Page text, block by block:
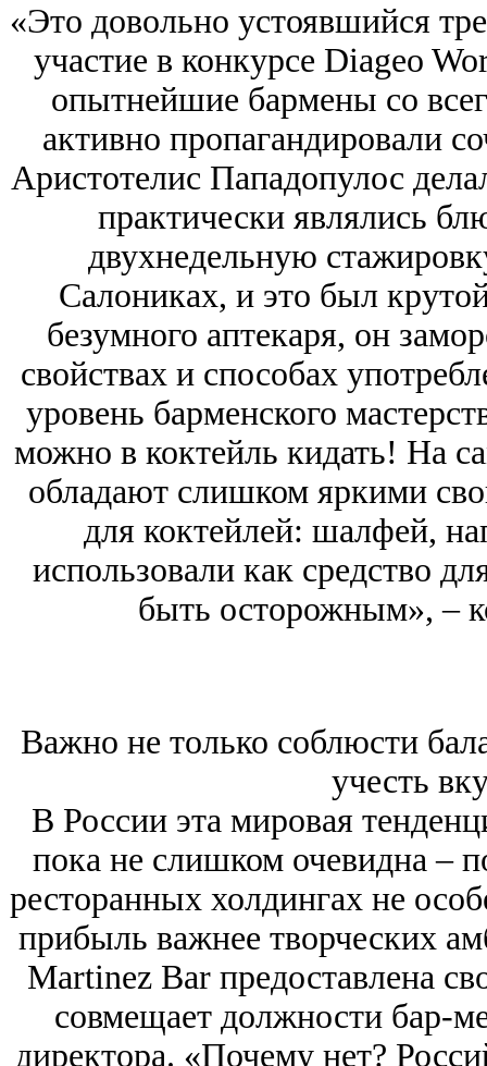
«Это довольно устоявшийся
участие в конкурсе Diageo
опытнейшие бармены со
активно пропагандировали
Аристотелис Пападопулос
практически являлись
двухнедельную
Салониках, и это был
безумного аптекаря, он
свойствах и способах
уровень барменского
можно в коктейль кидать! На
обладают слишком яркими
для коктейлей: шалфей,
использовали как средство
быть осторожным», ‒
Важно не только соблюсти
учесть
В России эта мировая
пока не слишком очевидна ‒
ресторанных холдингах не
прибыль важнее творческих
Martinez Bar предоставлена
совмещает должности бар-
директора. «Почему нет?